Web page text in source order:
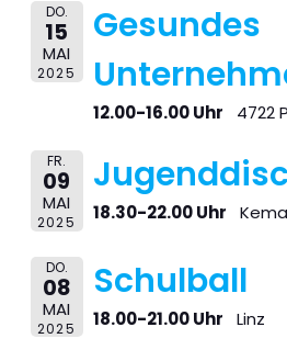
DO.
15
MAI
2025
Gesundes
12.00-16.00 Uhr 4722
FR.
09
MAI
2025 18.30-22.00 Uhr
DO.
08
MAI
2025
Schulball
18.00-21.00 Uhr Linz